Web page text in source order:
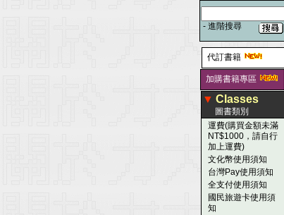
- 進階搜尋
代訂書籍
加購書籍專區
▼ Classes
圖書類別
運費(購買金額未滿
NT$1000，請自行
加上運費)
文化幣使用須知
台灣Pay使用須知
全支付使用須知
國民旅遊卡使用須
知